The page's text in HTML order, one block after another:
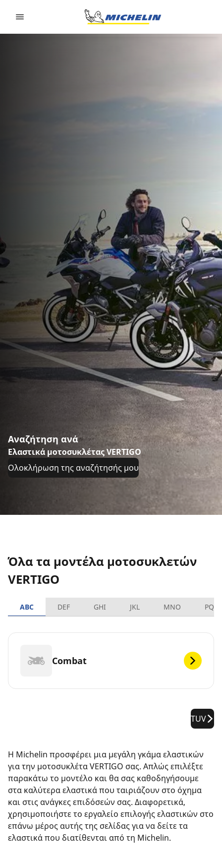
Αναζήτηση ανά
Ελαστικά μοτοσυκλέτας VERTIGO
Ολοκλήρωση της αναζήτησής μου
Όλα τα μοντέλα μοτοσυκλετών
VERTIGO
ABC DEF GHI JKL MNO PQRS
Combat
TUV
Η Michelin προσφέρει μια μεγάλη γκάμα ελαστικών
για την μοτοσυκλέτα VERTIGO σας. Απλώς επιλέξτε
παρακάτω το μοντέλο και θα σας καθοδηγήσουμε
στα καλύτερα ελαστικά που ταιριάζουν στο όχημα
και στις ανάγκες επιδόσεών σας. Διαφορετικά,
χρησιμοποιήστε το εργαλείο επιλογής ελαστικών στο
επάνω μέρος αυτής της σελίδας για να δείτε τα
ελαστικά που διατίθενται από τη Michelin.